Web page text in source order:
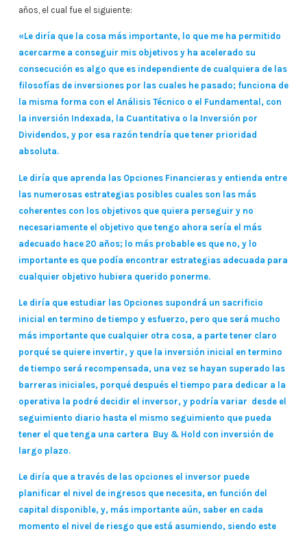
años, el cual fue el siguiente:
«Le diría que la cosa más importante, lo que me ha permitido
acercarme a conseguir mis objetivos y ha acelerado su
consecución es algo que es independiente de cualquiera de las
filosofías de inversiones por las cuales he pasado; funciona de
la misma forma con el Análisis Técnico o el Fundamental, con
la inversión Indexada, la Cuantitativa o la Inversión por
Dividendos, y por esa razón tendría que tener prioridad
absoluta.
Le diría que aprenda las Opciones Financieras y entienda entre
las numerosas estrategias posibles cuales son las más
coherentes con los objetivos que quiera perseguir y no
necesariamente el objetivo que tengo ahora sería el más
adecuado hace 20 años; lo más probable es que no, y lo
importante es que podía encontrar estrategias adecuada para
cualquier objetivo hubiera querido ponerme.
Le diría que estudiar las Opciones supondrá un sacrificio
inicial en termino de tiempo y esfuerzo, pero que será mucho
más importante que cualquier otra cosa, a parte tener claro
porqué se quiere invertir, y que la inversión inicial en termino
de tiempo será recompensada, una vez se hayan superado las
barreras iniciales, porqué después el tiempo para dedicar a la
operativa la podré decidir el inversor, y podría variar desde el
seguimiento diario hasta el mismo seguimiento que pueda
tener el que tenga una cartera Buy & Hold con inversión de
largo plazo.
Le diría que a través de las opciones el inversor puede
planificar el nivel de ingresos que necesita, en función del
capital disponible, y, más importante aún, saber en cada
momento el nivel de riesgo que está asumiendo, siendo este